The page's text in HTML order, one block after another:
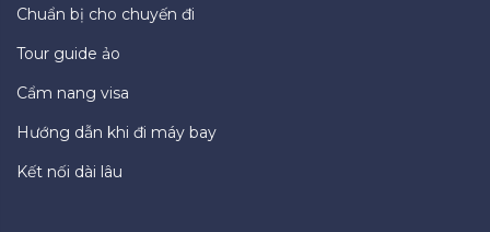
Chuẩn bị cho chuyến đi
Tour guide ảo
Cẩm nang visa
Hướng dẫn khi đi máy bay
Kết nối dài lâu